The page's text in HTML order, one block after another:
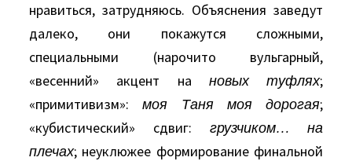
нравиться, затрудняюсь. Объяснения заведут
далеко, они покажутся сложными,
специальными (нарочито вульгарный,
«весенний» акцент на новых туфлях;
«примитивизм»:моя Таня моя дорогая;
«кубистический» сдвиг: грузчиком… на
плечах; неуклюжее формирование финальной